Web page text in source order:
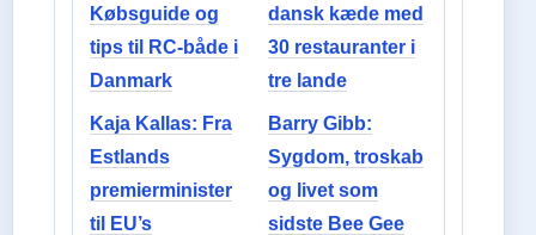
Købsguide og
tips til RC-både i
Danmark
dansk kæde med
30 restauranter i
tre lande
Kaja Kallas: Fra
Estlands
premierminister
til EU’s
Barry Gibb:
Sygdom, troskab
og livet som
sidste Bee Gee